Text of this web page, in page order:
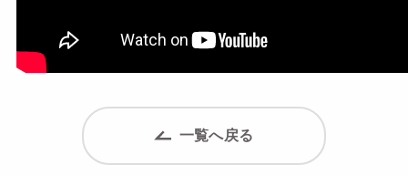
一覧へ戻る